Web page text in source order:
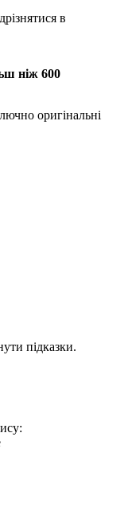
в
ніж 600
оригінальні
підказки.